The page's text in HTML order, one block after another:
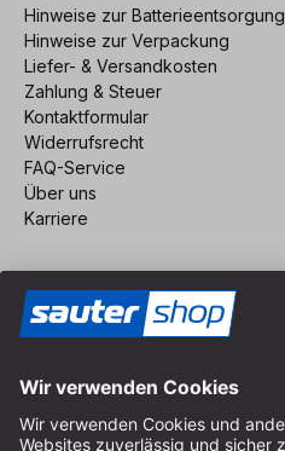
Hinweise zur Batterieentsorgung
Hinweise zur Verpackung
Liefer- & Versandkosten
Zahlung & Steuer
Kontaktformular
Widerrufsrecht
FAQ-Service
Über uns
Karriere
Impressum